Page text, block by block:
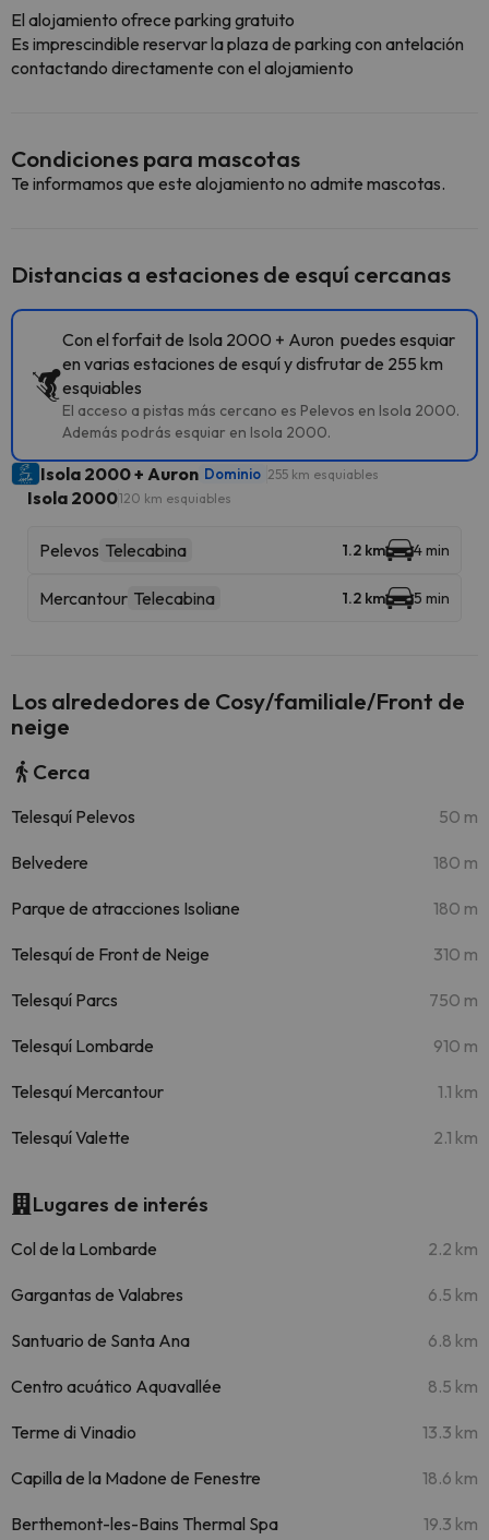
El alojamiento ofrece parking gratuito
Es imprescindible reservar la plaza de parking con antelación
contactando directamente con el alojamiento
Condiciones para mascotas
Te informamos que este alojamiento no admite mascotas.
Distancias a estaciones de esquí cercanas
Con el forfait de Isola 2000 + Auron puedes esquiar
en varias estaciones de esquí y disfrutar de 255 km
esquiables
El acceso a pistas más cercano es Pelevos en Isola 2000.
Además podrás esquiar en Isola 2000.
Isola 2000 + Auron Dominio 255 km esquiables
Isola 2000120 km esquiables
Pelevos Telecabina 1.2 km 4 min
Mercantour Telecabina 1.2 km 5 min
Los alrededores de Cosy/familiale/Front de
neige
Cerca
Telesquí Pelevos 50 m
Belvedere 180 m
Parque de atracciones Isoliane 180 m
Telesquí de Front de Neige 310 m
Telesquí Parcs 750 m
Telesquí Lombarde 910 m
Telesquí Mercantour 1.1 km
Telesquí Valette 2.1 km
Lugares de interés
Col de la Lombarde 2.2 km
Gargantas de Valabres 6.5 km
Santuario de Santa Ana 6.8 km
Centro acuático Aquavallée 8.5 km
Terme di Vinadio 13.3 km
Capilla de la Madone de Fenestre 18.6 km
Berthemont-les-Bains Thermal Spa 19.3 km